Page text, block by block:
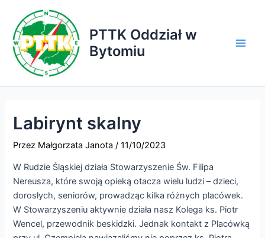
treści
PTTK Oddział w
Bytomiu
Labirynt skalny
Przez Małgorzata Janota/11/10/2023
W Rudzie Śląskiej działa Stowarzyszenie Św. Filipa
Nereusza, które swoją opieką otacza wielu ludzi – dzieci,
dorosłych, seniorów, prowadząc kilka różnych placówek.
W Stowarzyszeniu aktywnie działa nasz Kolega ks. Piotr
Wencel, przewodnik beskidzki. Jednak kontakt z Placówką